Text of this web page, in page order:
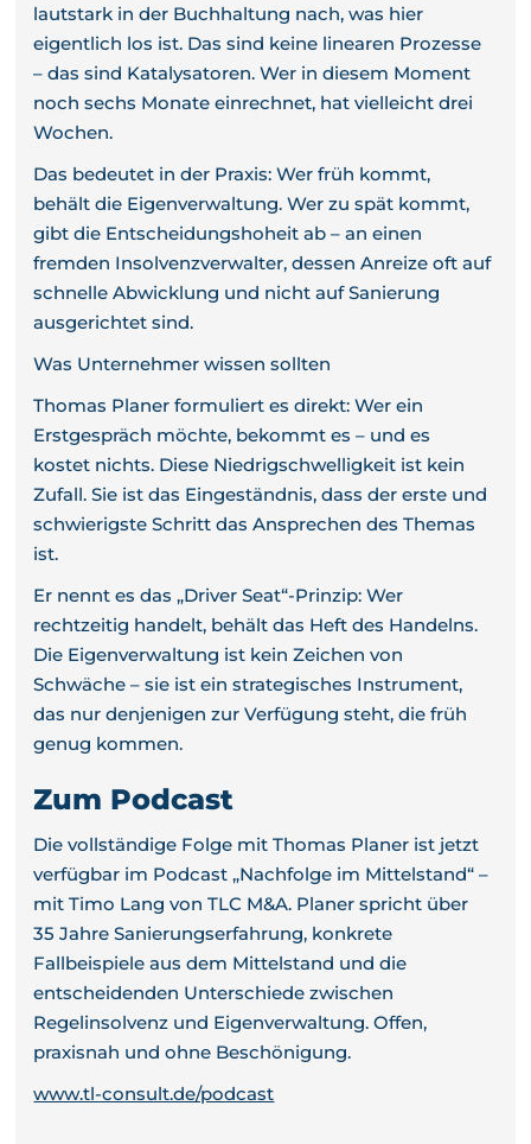
lautstark in der Buchhaltung nach, was hier
eigentlich los ist. Das sind keine linearen Prozesse
– das sind Katalysatoren. Wer in diesem Moment
noch sechs Monate einrechnet, hat vielleicht drei
Wochen.
Das bedeutet in der Praxis: Wer früh kommt,
behält die Eigenverwaltung. Wer zu spät kommt,
gibt die Entscheidungshoheit ab – an einen
fremden Insolvenzverwalter, dessen Anreize oft auf
schnelle Abwicklung und nicht auf Sanierung
ausgerichtet sind.
Was Unternehmer wissen sollten
Thomas Planer formuliert es direkt: Wer ein
Erstgespräch möchte, bekommt es – und es
kostet nichts. Diese Niedrigschwelligkeit ist kein
Zufall. Sie ist das Eingeständnis, dass der erste und
schwierigste Schritt das Ansprechen des Themas
ist.
Er nennt es das „Driver Seat“-Prinzip: Wer
rechtzeitig handelt, behält das Heft des Handelns.
Die Eigenverwaltung ist kein Zeichen von
Schwäche – sie ist ein strategisches Instrument,
das nur denjenigen zur Verfügung steht, die früh
genug kommen.
Zum Podcast
Die vollständige Folge mit Thomas Planer ist jetzt
verfügbar im Podcast „Nachfolge im Mittelstand“ –
mit Timo Lang von TLC M&A. Planer spricht über
35 Jahre Sanierungserfahrung, konkrete
Fallbeispiele aus dem Mittelstand und die
entscheidenden Unterschiede zwischen
Regelinsolvenz und Eigenverwaltung. Offen,
praxisnah und ohne Beschönigung.
www.tl-consult.de/podcast